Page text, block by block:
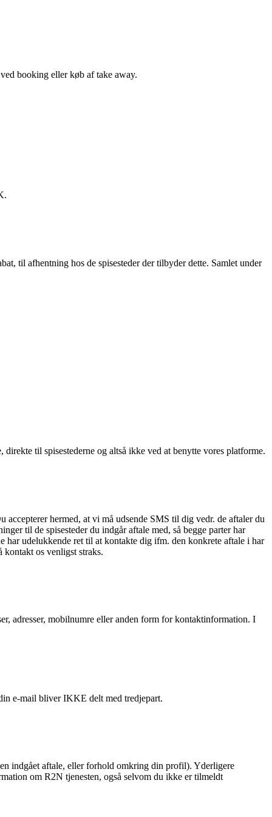
booking eller køb af take away.
til afhentning hos de spisesteder der tilbyder dette. Samlet under
til spisestederne og altså ikke ved at benytte vores platforme.
hermed, at vi må udsende SMS til dig vedr. de aftaler du
til de spisesteder du indgår aftale med, så begge parter har
udelukkende ret til at kontakte dig ifm. den konkrete aftale i har
kontakt os venligst straks.
adresser, mobilnumre eller anden form for kontaktinformation. I
e-mail bliver IKKE delt med tredjepart.
indgået aftale, eller forhold omkring din profil). Yderligere
om R2N tjenesten, også selvom du ikke er tilmeldt